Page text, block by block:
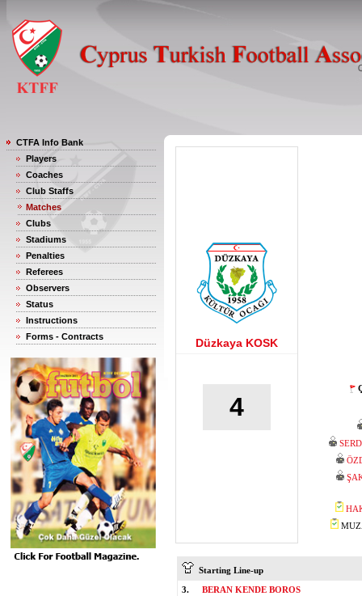
CTFA Info Bank
Players
Coaches
Club Staffs
Matches
Clubs
Stadiums
Penalties
Referees
Observers
Status
Instructions
Forms - Contracts
Düzkaya KOSK
4
Starting Line-up
3.
BERAN KENDE BOROS